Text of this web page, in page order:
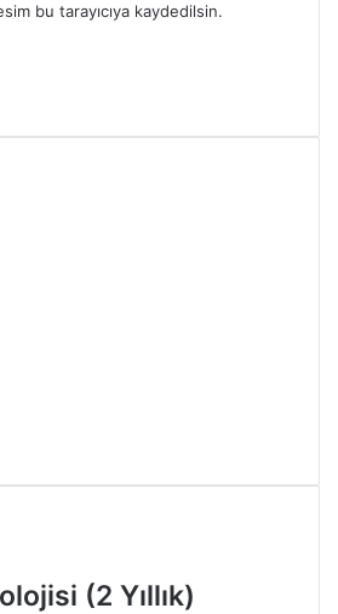
bu tarayıcıya kaydedilsin.
(2 Yıllık)